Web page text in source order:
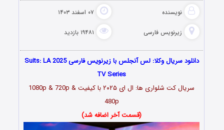
نویسنده ۰۷ اسفند ۱۴۰۳
زیرنویس فارسی ۱۹۴۸۱ بازدید
دانلود سریال وکلا: لس آنجلس با زیرنویس فارسی Suits: LA 2025
TV Series
سریال کت شلواری ها: ال ای ۲۰۲۵ با کیفیت 1080p & 720p &
480p
(قسمت آخر اضافه شد)